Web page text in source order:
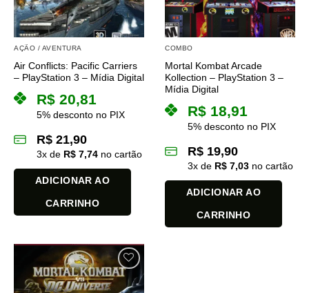
AÇÃO / AVENTURA
Air Conflicts: Pacific Carriers
– PlayStation 3 – Mídia Digital
R$ 20,81
5% desconto no PIX
R$ 21,90
3x de R$ 7,74 no cartão
ADICIONAR AO
CARRINHO
COMBO
Mortal Kombat Arcade
Kollection – PlayStation 3 –
Mídia Digital
R$ 18,91
5% desconto no PIX
R$ 19,90
3x de R$ 7,03 no cartão
ADICIONAR AO
CARRINHO